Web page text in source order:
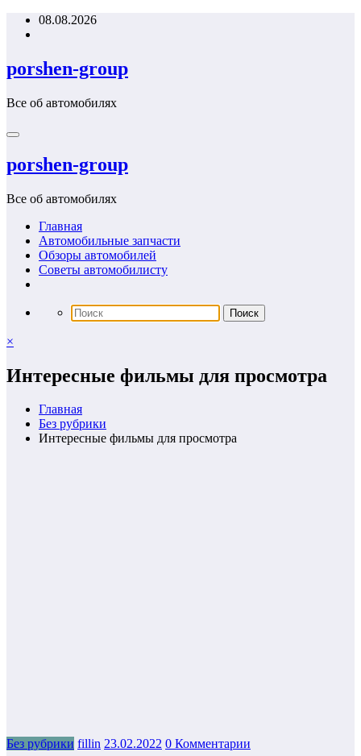
Перейти08.08.2026
porshen-group
Все об автомобилях
porshen-group
Все об автомобилях
Главная
Автомобильные запчасти
Обзоры автомобилей
Советы автомобилисту
×
Интересные фильмы для просмотра
Главная
Без рубрики
Интересные фильмы для просмотра
Без рубрики fillin 23.02.2022 0 Комментарии